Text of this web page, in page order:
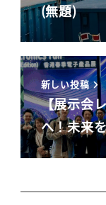
(無題)
新しい投稿
【展示会
へ！未来